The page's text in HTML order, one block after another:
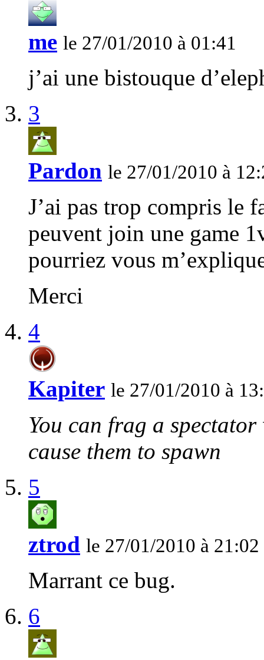
me le 27/01/2010 à 01:41
j’ai une bistouque
3
Pardon le 27/01/2010 à
J’ai pas trop compris le
peuvent join une game
pourriez vous
Merci
4
Kapiter le 27/01/2010 à
You can frag a
cause them to spawn
5
ztrod le 27/01/2010 à 21:02
Marrant ce bug.
6